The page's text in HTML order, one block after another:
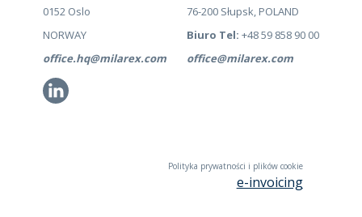
0152 Oslo
NORWAY
office.hq@milarex.com
Li
76-200 Słupsk, POLAND
Biuro Tel: +48 59 858 90 00
office@milarex.com
Polityka prywatności i plików cookie
e-invoicing